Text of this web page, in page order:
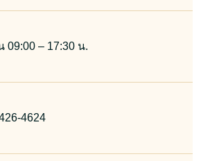
09:00 – 17:30 น.
4624